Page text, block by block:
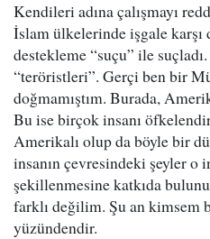
Kendileri adına çalışmayı
İslam ülkelerinde işgale
destekleme “suçu” ile
“teröristleri”. Gerçi ben bir
doğmamıştım. Burada,
Bu ise birçok insanı
Amerikalı olup da böyle bir
insanın çevresindeki şeyler o
şekillenmesine katkıda
farklı değilim. Şu an kimsem
yüzündendir.